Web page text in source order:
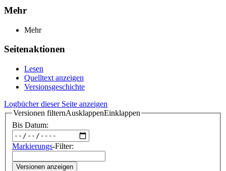
Mehr
Mehr
Seitenaktionen
Lesen
Quelltext anzeigen
Versionsgeschichte
Logbücher dieser Seite anzeigen
Versionen filternAusklappenEinklappen
Bis Datum:
Markierungs-Filter:
Versionen anzeigen